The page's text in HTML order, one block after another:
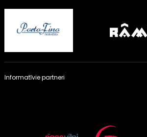
Informatīvie partneri